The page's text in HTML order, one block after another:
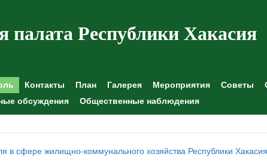
палата Республики Хакасия
Контакты План Галерея Мероприятия Советы
обсуждения Общественные наблюдения
в сфере жилищно-коммунального хозяйства Республики Хакасия